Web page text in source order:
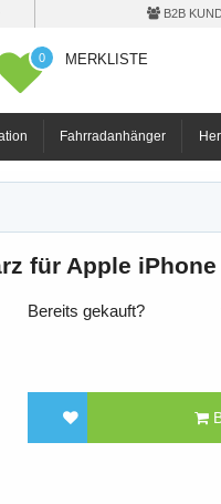
B2B
0 MERKLISTE
Fahrradanhänger
für Apple iPhone
Bereits gekauft?